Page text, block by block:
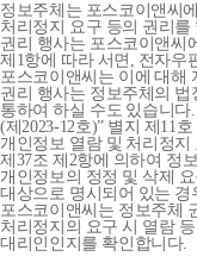
정보주체는 포스코이앤씨
처리정지 요구 등의 권리를
권리 행사는 포스코이앤씨
제1항에 따라 서면, 전자우
포스코이앤씨는 이에 대해
권리 행사는 정보주체의
통하여 하실 수도 있습니다
(제2023-12호)” 별지 제11
개인정보 열람 및 처리정
제37조 제2항에 의하여 정
개인정보의 정정 및 삭제
대상으로 명시되어 있는
포스코이앤씨는 정보주체
처리정지의 요구 시 열람
대리인인지를 확인합니다.